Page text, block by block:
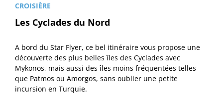
CROISIÈRE
Les Cyclades du Nord
A bord du Star Flyer, ce bel itinéraire vous propose une
découverte des plus belles îles des Cyclades avec
Mykonos, mais aussi des îles moins fréquentées telles
que Patmos ou Amorgos, sans oublier une petite
incursion en Turquie.